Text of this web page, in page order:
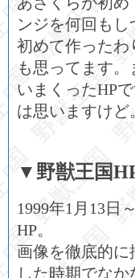
ンジを何回も
初めて作ったわ
も思ってます
いまくったHP
は思いますけど
▼野獣王国
1999年1月13日
HP。
画像を徹底的に
した時期でな